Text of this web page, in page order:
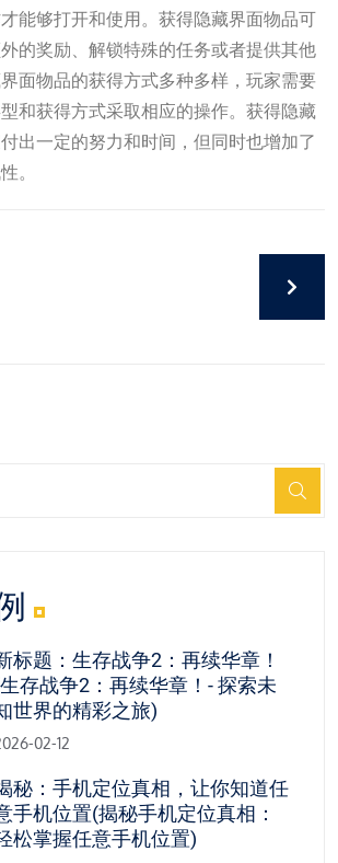
能够打开和使用。获得隐藏界面物品可
的奖励、解锁特殊的任务或者提供其他
面物品的获得方式多种多样，玩家需要
和获得方式采取相应的操作。获得隐藏
出一定的努力和时间，但同时也增加了
。
标题：生存战争2：再续华章！
存战争2：再续华章！- 探索未
世界的精彩之旅)
02-12
秘：手机定位真相，让你知道任
手机位置(揭秘手机定位真相：
松掌握任意手机位置)